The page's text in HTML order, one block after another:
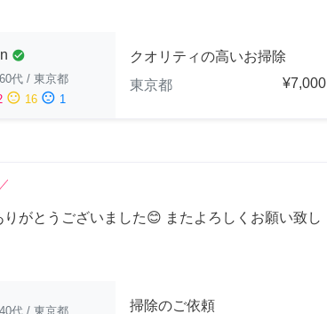
check_circle
60代 / 東京都
sentiment_neutral 16 sentiment_dissatisfied 1
クオリティの高いお掃除
東京都
¥7,000
がとうございました😊 またよろしくお願い致し
40代 / 東京都 掃除のご依頼